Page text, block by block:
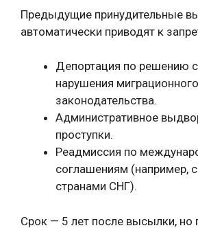
Предыдущие принудительные
автоматически приводят к
Депортация по решению
нарушения миграционного
законодательства.
Административное
проступки.
Реадмиссия по
соглашениям (например,
странами СНГ).
Срок — 5 лет после высылки, но